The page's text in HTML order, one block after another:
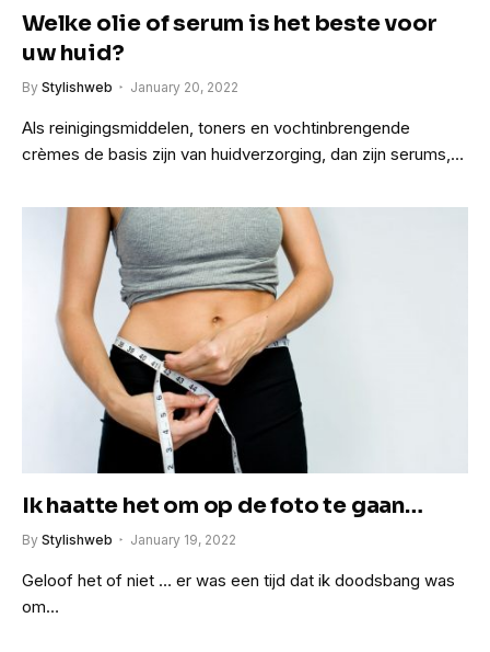
Welke olie of serum is het beste voor
uw huid?
By Stylishweb January 20, 2022
Als reinigingsmiddelen, toners en vochtinbrengende
crèmes de basis zijn van huidverzorging, dan zijn serums,…
Ik haatte het om op de foto te gaan…
By Stylishweb January 19, 2022
Geloof het of niet … er was een tijd dat ik doodsbang was
om…